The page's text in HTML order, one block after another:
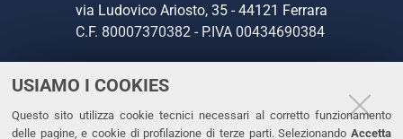
USIAMO I COOKIES
Questo sito utilizza cookie tecnici necessari al corretto funzionamento
delle pagine, e cookie di profilazione di terze parti. Selezionando Accetta
via Ludovico Ariosto, 35 - 44121 Ferrara
C.F. 80007370382 - P.IVA 00434690384
CONTATTI
Tel. +39 0532 293111